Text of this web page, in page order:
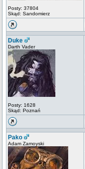
Posty: 37804
Skąd: Sandomierz
Duke
Darth Vader
Posty: 1628
Skąd: Poznań
Pako
Adam Zamoyski